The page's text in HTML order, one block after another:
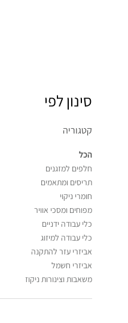
סינון לפי
קטגוריה
הכל
חלפים למזגנים
תריסים ומתאמים
חומרי ניקוי
מפוחים ומסכי אוויר
כלי עבודה ידניים
כלי עבודה למיזוג
אביזרי עזר להתקנה
אביזרי חשמל
משאבות וצינורות ניקוז